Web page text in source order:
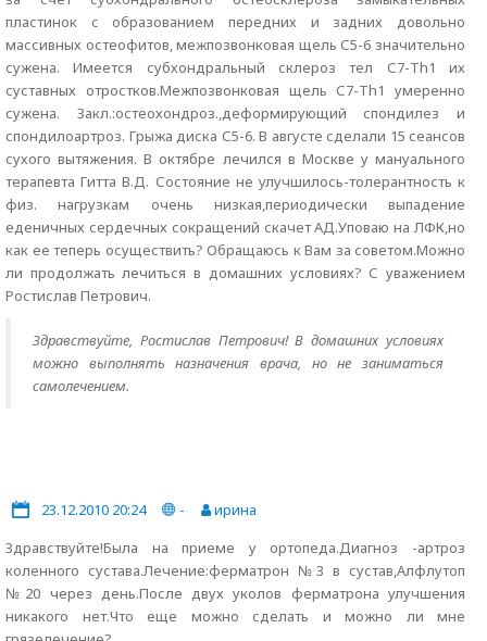
пластинок с образованием передних и задних довольно
массивных остеофитов, межпозвонковая щель С5-6 значительно
сужена. Имеется субхондральный склероз тел С7-Th1 их
суставных отростков.Межпозвонковая щель С7-Th1 умеренно
сужена. Закл.:остеохондроз.,деформирующий спондилез и
спондилоартроз. Грыжа диска С5-6. В августе сделали 15 сеансов
сухого вытяжения. В октябре лечился в Москве у мануального
терапевта Гитта В.Д. Состояние не улучшилось-толерантность к
физ. нагрузкам очень низкая,периодически выпадение
еденичных сердечных сокращений скачет АД.Уповаю на ЛФК,но
как ее теперь осуществить? Обращаюсь к Вам за советом.Можно
ли продолжать лечиться в домашних условиях? С уважением
Ростислав Петрович.
Здравствуйте, Ростислав Петрович! В домашних условиях
можно выполнять назначения врача, но не заниматься
самолечением.
23.12.2010 20:24 -
ирина
Здравствуйте!Была на приеме у ортопеда.Диагноз -артроз
коленного сустава.Лечение:ферматрон №3 в сустав,Алфлутоп
№20 через день.После двух уколов ферматрона улучшения
никакого нет.Что еще можно сделать и можно ли мне